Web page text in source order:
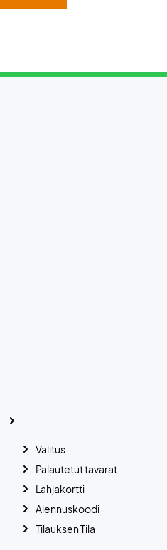
Valitus
Palautetut tavarat
Lahjakortti
Alennuskoodi
Tilauksen Tila